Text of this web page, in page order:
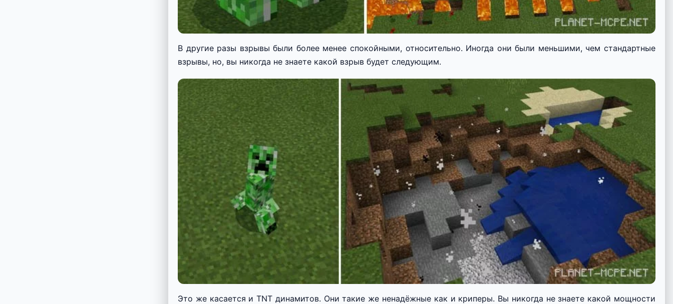
В другие разы взрывы были более менее спокойными, относительно. Иногда они были меньшими, чем стандартные
взрывы, но, вы никогда не знаете какой взрыв будет следующим.
Это же касается и TNT динамитов. Они такие же ненадёжные как и криперы. Вы никогда не знаете какой мощности